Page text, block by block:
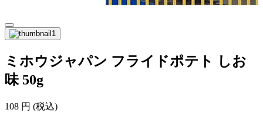
ミホウジャパン フライドポテト しお
味 50g
108 円 (税込)